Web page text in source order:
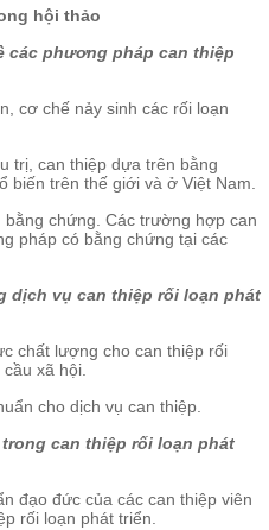
hội thảo
các phương pháp can thiệp
cơ chế nảy sinh các rối loạn
trị, can thiệp dựa trên bằng
biến trên thế giới và ở Việt Nam.
chứng. Các trường hợp can
pháp có bằng chứng tại các
dịch vụ can thiệp rối loạn phát
chất lượng cho can thiệp rối
xã hội.
cho dịch vụ can thiệp.
can thiệp rối loạn phát
đạo đức của các can thiệp viên
rối loạn phát triển.